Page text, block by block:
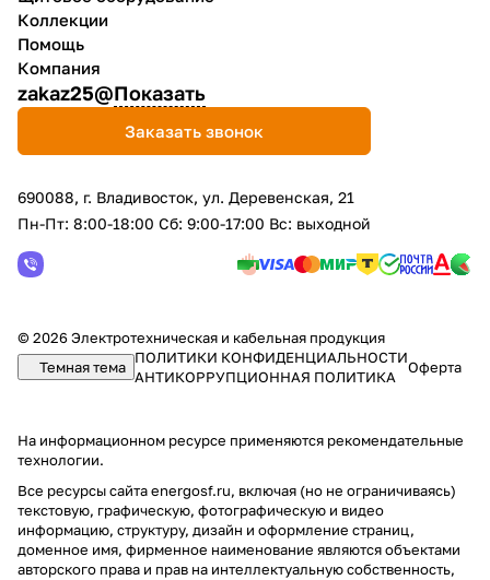
Коллекции
Помощь
Компания
zakaz25@Показать
Заказать звонок
690088, г. Владивосток, yл. Деревенская, 21
Пн-Пт: 8:00-18:00 Сб: 9:00-17:00 Вс: выходной
© 2026 Электротехническая и кабельная продукция
Темная тема
ПОЛИТИКИ КОНФИДЕНЦИАЛЬНОСТИ
АНТИКОРРУПЦИОННАЯ ПОЛИТИКА
Оферта
На информационном ресурсе применяются рекомендательные
технологии.
Все ресурсы сайта energosf.ru, включая (но не ограничиваясь)
текстовую, графическую, фотографическую и видео
информацию, структуру, дизайн и оформление страниц,
доменное имя, фирменное наименование являются объектами
авторского права и прав на интеллектуальную собственность,